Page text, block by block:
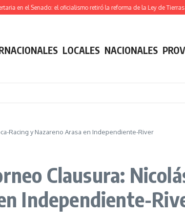
el Senado: el oficialismo retiró la reforma de la Ley de Tierras
LOCALES NACIONALES
Racing y Nazareno Arasa en Independiente-River
Clausura:
Independiente-